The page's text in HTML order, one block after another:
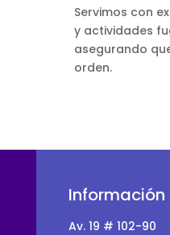
Servimos con
y actividades
asegurando
orden.
Av. 19 # 102-90